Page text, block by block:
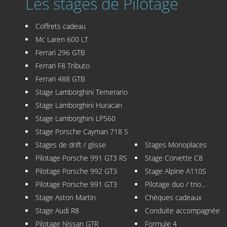
Coffrets cadeau
Mc Laren 600 LT
Ferrari 296 GTB
Ferrari F8 Tributo
Ferrari 488 GTB
Stage Lamborghini Temerario
Stage Lamborghini Huracan
Stage Lamborghini LP560
Stage Porsche Cayman 718 S
Stages de drift / glisse
Pilotage Porsche 991 GT3 RS
Pilotage Porsche 992 GT3
Pilotage Porsche 991 GT3
Stage Aston Martin
Stage Audi R8
Pilotage Nissan GTR
Stages Monoplaces
Stage Corvette C8
Stage Alpine A110S
Pilotage duo / trio...
Chèques cadeaux
Conduite accompagnée
Formule 4